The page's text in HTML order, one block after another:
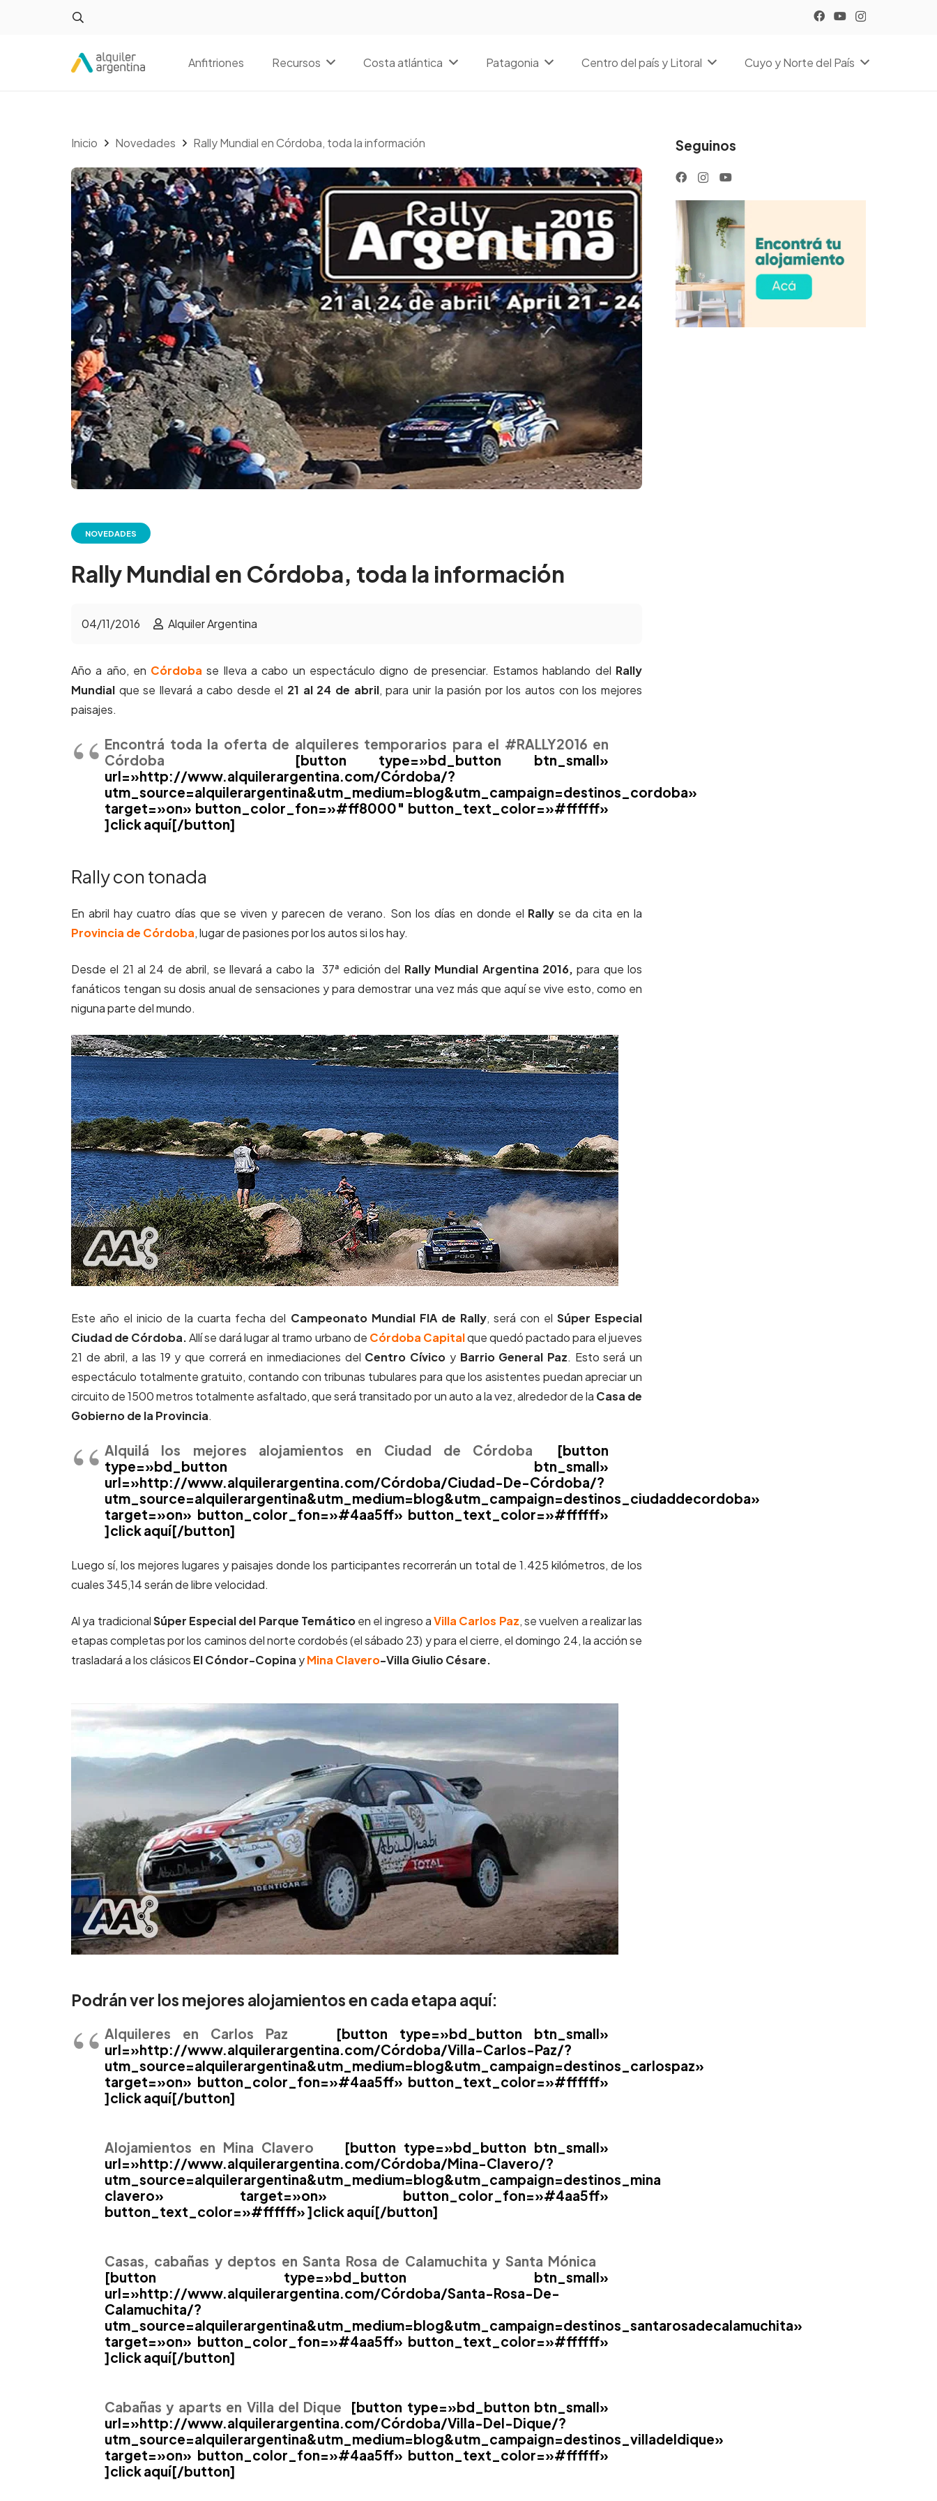
Anfitriones Recursos Costa atlántica Patagonia Centro del país y Litoral Cuyo y Norte del País
Inicio Novedades Rally Mundial en Córdoba, toda la información
NOVEDADES
Rally Mundial en Córdoba, toda la información
04/11/2016 Alquiler Argentina
Año a año, en Córdoba se lleva a cabo un espectáculo digno de presenciar. Estamos hablando del Rally
Mundial que se llevará a cabo desde el 21 al 24 de abril, para unir la pasión por los autos con los mejores
paisajes.
Encontrá toda la oferta de alquileres temporarios para el #RALLY2016 en
Córdoba [button type=»bd_button btn_small»
url=»http://www.alquilerargentina.com/Córdoba/?
utm_source=alquilerargentina&utm_medium=blog&utm_campaign=destinos_cordoba»
target=»on» button_color_fon=»#ff8000″ button_text_color=»#ffffff»
]click aquí[/button]
Rally con tonada
En abril hay cuatro días que se viven y parecen de verano. Son los días en donde el Rally se da cita en la
Provincia de Córdoba, lugar de pasiones por los autos si los hay.
Desde el 21 al 24 de abril, se llevará a cabo la 37ª edición del Rally Mundial Argentina 2016,para que los
fanáticos tengan su dosis anual de sensaciones y para demostrar una vez más que aquí se vive esto, como en
niguna parte del mundo.
Este año el inicio de la cuarta fecha del Campeonato Mundial FIA de Rally, será con el Súper Especial
Ciudad de Córdoba.Allí se dará lugar al tramo urbano de Córdoba Capitalque quedó pactado para el jueves
21 de abril, a las 19 y que correrá en inmediaciones del Centro Cívico y Barrio General Paz. Esto será un
espectáculo totalmente gratuito, contando con tribunas tubulares para que los asistentes puedan apreciar un
circuito de 1500 metros totalmente asfaltado, que será transitado por un auto a la vez, alrededor de la Casa de
Gobierno de la Provincia.
Alquilá los mejores alojamientos en Ciudad de Córdoba [button
type=»bd_button btn_small»
url=»http://www.alquilerargentina.com/Córdoba/Ciudad-De-Córdoba/?
utm_source=alquilerargentina&utm_medium=blog&utm_campaign=destinos_ciudaddecordoba»
target=»on» button_color_fon=»#4aa5ff» button_text_color=»#ffffff»
]click aquí[/button]
Luego sí, los mejores lugares y paisajes donde los participantes recorrerán un total de 1.425 kilómetros, de los
cuales 345,14 serán de libre velocidad.
Al ya tradicionalSúper Especial del Parque Temáticoen el ingreso aVilla Carlos Paz, se vuelven a realizar las
etapas completas por los caminos del norte cordobés (el sábado 23) y para el cierre, el domingo 24, la acción se
trasladará a los clásicos El Cóndor-Copina yMina Clavero-Villa Giulio Césare.
Podrán ver los mejores alojamientos en cada etapa aquí:
Alquileres en Carlos Paz [button type=»bd_button btn_small»
url=»http://www.alquilerargentina.com/Córdoba/Villa-Carlos-Paz/?
utm_source=alquilerargentina&utm_medium=blog&utm_campaign=destinos_carlospaz»
target=»on» button_color_fon=»#4aa5ff» button_text_color=»#ffffff»
]click aquí[/button]
Alojamientos en Mina Clavero [button type=»bd_button btn_small»
url=»http://www.alquilerargentina.com/Córdoba/Mina-Clavero/?
utm_source=alquilerargentina&utm_medium=blog&utm_campaign=destinos_mina
clavero» target=»on» button_color_fon=»#4aa5ff»
button_text_color=»#ffffff» ]click aquí[/button]
Casas, cabañas y deptos en Santa Rosa de Calamuchita y Santa Mónica
[button type=»bd_button btn_small»
url=»http://www.alquilerargentina.com/Córdoba/Santa-Rosa-De-
Calamuchita/?
utm_source=alquilerargentina&utm_medium=blog&utm_campaign=destinos_santarosadecalamuchita»
target=»on» button_color_fon=»#4aa5ff» button_text_color=»#ffffff»
]click aquí[/button]
Cabañas y aparts en Villa del Dique [button type=»bd_button btn_small»
url=»http://www.alquilerargentina.com/Córdoba/Villa-Del-Dique/?
utm_source=alquilerargentina&utm_medium=blog&utm_campaign=destinos_villadeldique»
target=»on» button_color_fon=»#4aa5ff» button_text_color=»#ffffff»
]click aquí[/button]
Seguinos